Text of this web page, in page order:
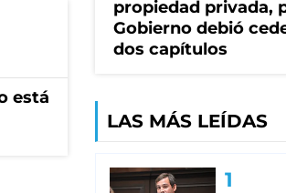
está
propiedad privada,
Gobierno debió
dos capítulos
LAS MÁS LEÍDAS